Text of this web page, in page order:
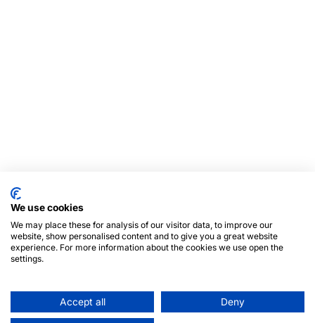
We use cookies
We may place these for analysis of our visitor data, to improve our
website, show personalised content and to give you a great website
experience. For more information about the cookies we use open the
settings.
Accept all Deny